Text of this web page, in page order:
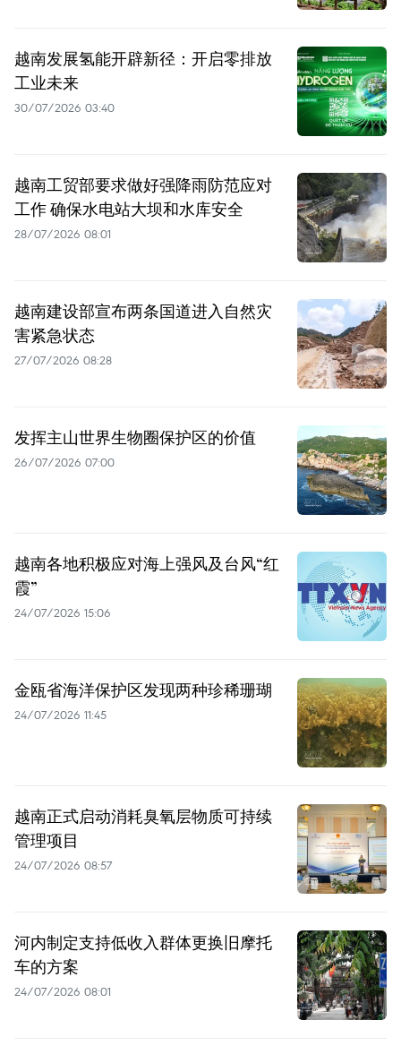
越南发展氢能开辟新径：开启零排放
工业未来
30/07/2026 03:40
越南工贸部要求做好强降雨防范应对
工作 确保水电站大坝和水库安全
28/07/2026 08:01
越南建设部宣布两条国道进入自然灾
害紧急状态
27/07/2026 08:28
发挥主山世界生物圈保护区的价值
26/07/2026 07:00
越南各地积极应对海上强风及台风“红
霞”
24/07/2026 15:06
金瓯省海洋保护区发现两种珍稀珊瑚
24/07/2026 11:45
越南正式启动消耗臭氧层物质可持续
管理项目
24/07/2026 08:57
河内制定支持低收入群体更换旧摩托
车的方案
24/07/2026 08:01